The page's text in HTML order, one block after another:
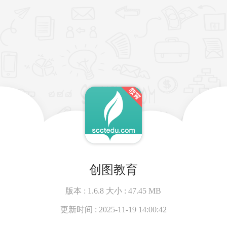
创图教育
版本 : 1.6.8 大小 :47.45 MB
更新时间 : 2025-11-19 14:00:42